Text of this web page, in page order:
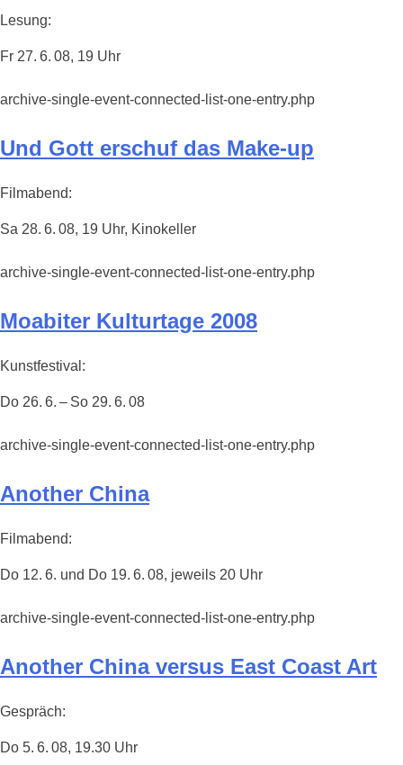
Lesung:
Fr 27. 6. 08, 19 Uhr
archive-single-event-connected-list-one-entry.php
Und Gott erschuf das Make-up
Filmabend:
Sa 28. 6. 08, 19 Uhr, Kinokeller
archive-single-event-connected-list-one-entry.php
Moabiter Kulturtage 2008
Kunstfestival:
Do 26. 6. – So 29. 6. 08
archive-single-event-connected-list-one-entry.php
Another China
Filmabend:
Do 12. 6. und Do 19. 6. 08, jeweils 20 Uhr
archive-single-event-connected-list-one-entry.php
Another China versus East Coast Art
Gespräch:
Do 5. 6. 08, 19.30 Uhr